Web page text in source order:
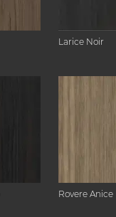
Larice Noir
Rovere Anice